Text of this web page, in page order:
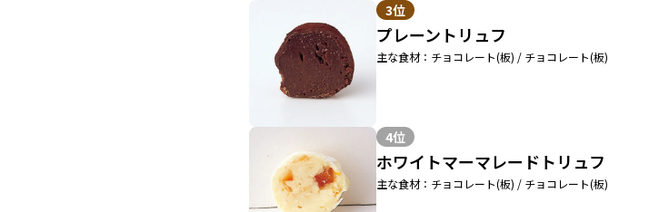
3位
プレーントリュフ
主な食材：チョコレート(板) / チョコレート(板)
4位
ホワイトマーマレードトリュフ
主な食材：チョコレート(板) / チョコレート(板)